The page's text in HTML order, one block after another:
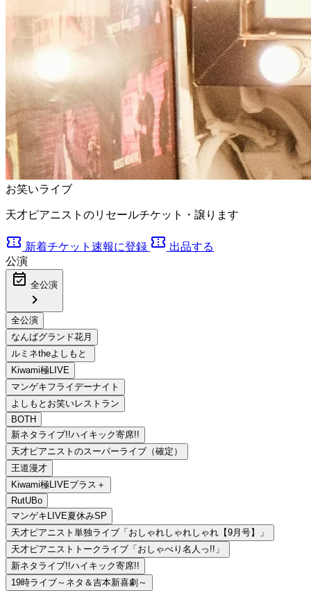
お笑いライブ
天才ピアニストのリセールチケット・譲ります
confirmation_number 新着チケット速報に登録 confirmation_number 出品する
公演
event_available 全公演
chevron_right